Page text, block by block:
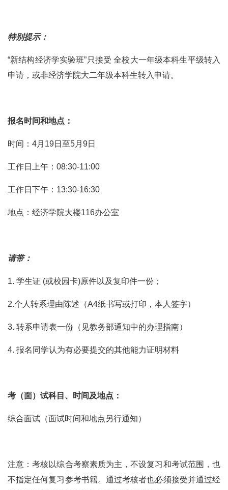
特别提示：
“新结构经济学实验班”只接受 全校大一年级本科生平级转入
申请，或非经济学院大二年级本科生转入申请。
报名时间和地点：
时间：4月19日至5月9日
工作日上午：08:30-11:00
工作日下午：13:30-16:30
地点：经济学院大楼116办公室
请带：
1. 学生证 (或校园卡)原件以及复印件一份；
2.个人转系理由陈述（A4纸书写或打印，本人签字）
3. 转系申请表一份（见教务部通知中的办理指南）
4. 报名同学认为有必要提交的其他能力证明材料
考（面）试科目、时间及地点：
综合面试（面试时间和地点另行通知）
注意：考核以综合考察素质为主，不设复习和考试范围，也
不指定任何复习参考书籍。通过考核者也必须接受并通过经